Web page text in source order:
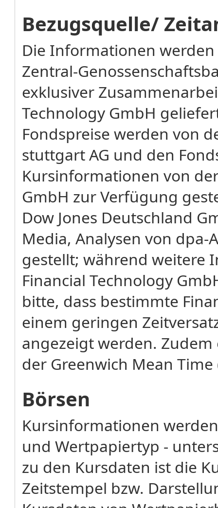
Bezugsquelle/
Die Informationen werden
Zentral-
exklusiver
Technology GmbH
Fondspreise werden von
stuttgart AG und den
Kursinformationen von
GmbH zur Verfügung
Dow Jones Deutschland
Media, Analysen von dpa-
gestellt; während weitere
Financial Technology
bitte, dass bestimmte
einem geringen
angezeigt werden.
der Greenwich Mean Time
Börsen
Kursinformationen
und Wertpapiertyp -
zu den Kursdaten ist die
Zeitstempel bzw.